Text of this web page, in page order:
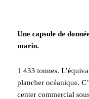
Une capsule de
marin.
1 433 tonnes.
plancher océanique.
center commercial